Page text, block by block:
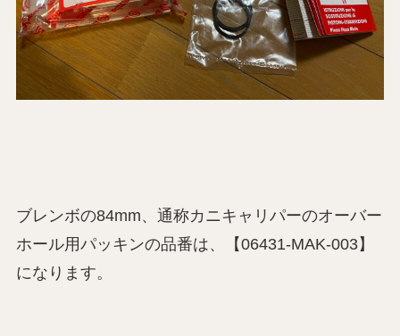
ブレンボの84mm、通称カニキャリパーのオーバー
ホール用パッキンの品番は、【06431-MAK-003】
になります。